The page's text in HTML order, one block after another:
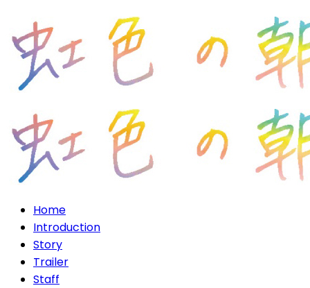
Home
Introduction
Story
Trailer
Staff